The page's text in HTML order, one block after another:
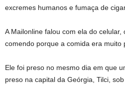
excremes humanos e fumaça de
A Mailonline falou com ela do
comendo porque a comida era muito
Ele foi preso no mesmo dia em que
preso na capital da Geórgia, Tilci,